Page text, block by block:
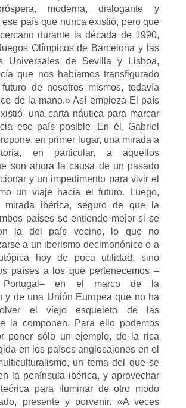
moderna, dialogante y
ese país que nunca existió, pero que
durante la década de 1990,
Olímpicos de Barcelona y las
Universales de Sevilla y Lisboa,
que nos habíamos transfigurado
de nosotros mismos, todavía
de la mano.» Así empieza El país
una carta náutica para marcar
ese país posible. En él, Gabriel
en primer lugar, una mirada a
en particular, a aquellos
son ahora la causa de un pasado
y un impedimento para vivir el
un viaje hacia el futuro. Luego,
mirada ibérica, seguro de que la
países se entiende mejor si se
la del país vecino, lo que no
a un iberismo decimonónico o a
hoy de poca utilidad, sino
países a los que pertenecemos –
Portugal– en el marco de la
y de una Unión Europea que no ha
el viejo esqueleto de las
la componen. Para ello podemos
poner sólo un ejemplo, de la rica
en los países anglosajones en el
un tema del que se
la península ibérica, y aprovechar
para iluminar de otro modo
presente y porvenir. «A veces